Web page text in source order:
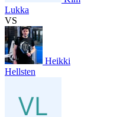
Lukka
VS
Heikki
Hellsten